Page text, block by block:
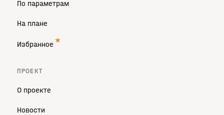
ПРОЕКТ
О проекте
Новости
По параметрам
На плане
Избранное